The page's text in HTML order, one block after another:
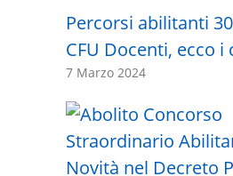
Percorsi abilitanti
CFU Docenti, ecco
7 Marzo 2024